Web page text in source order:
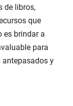
de libros,
que
es brindar a
para
antepasados y